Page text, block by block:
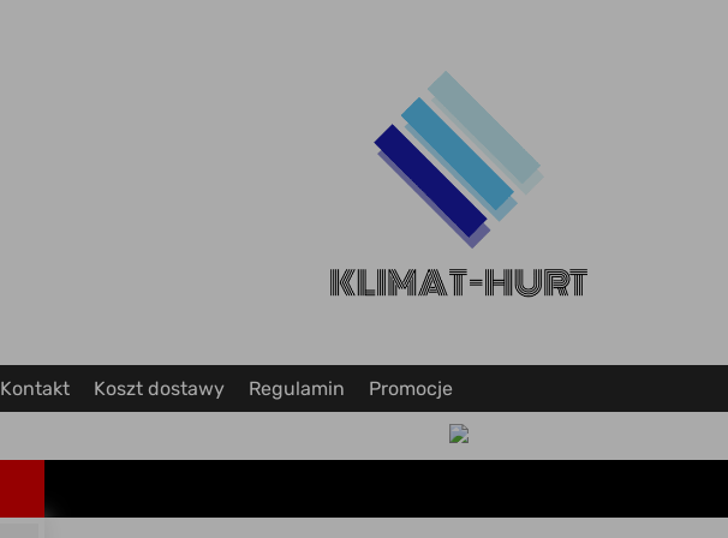
Kontakt Koszt dostawy Regulamin Promocje